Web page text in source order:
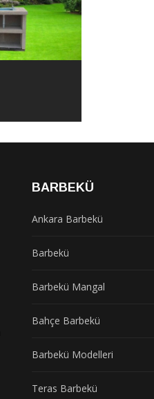
BARBEKÜ
Ankara Barbekü
Barbekü
Barbekü Mangal
Bahçe Barbekü
Barbekü Modelleri
Teras Barbekü